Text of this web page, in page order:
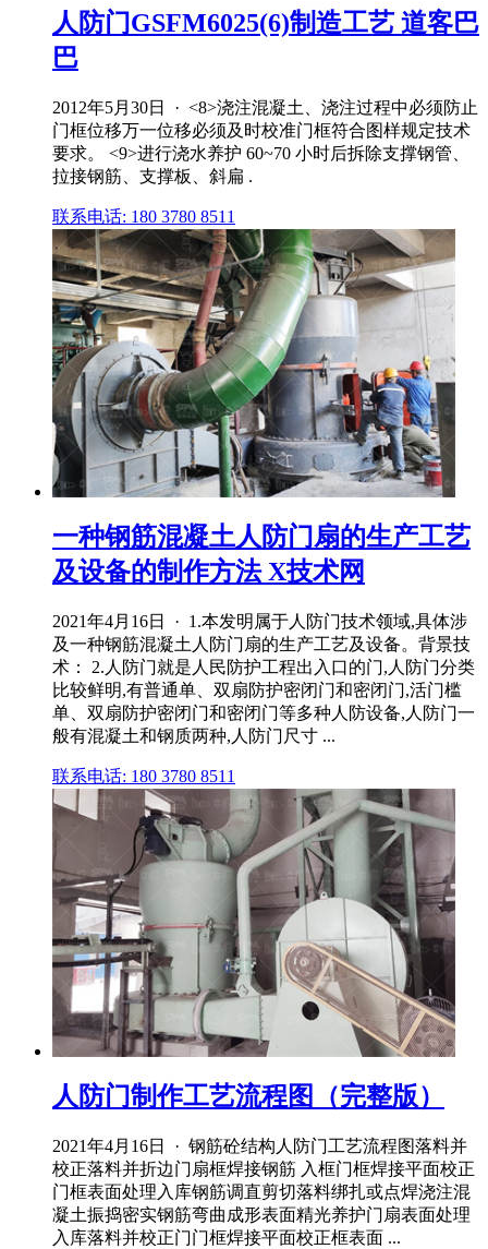
人防门GSFM6025(6)制造工艺 道客巴
巴
2012年5月30日 · <8>浇注混凝土、浇注过程中必须防止
门框位移万一位移必须及时校准门框符合图样规定技术
要求。 <9>进行浇水养护 60~70 小时后拆除支撑钢管、
拉接钢筋、支撑板、斜扁 .
联系电话: 180 3780 8511
一种钢筋混凝土人防门扇的生产工艺
及设备的制作方法 X技术网
2021年4月16日 · 1.本发明属于人防门技术领域,具体涉
及一种钢筋混凝土人防门扇的生产工艺及设备。背景技
术： 2.人防门就是人民防护工程出入口的门,人防门分类
比较鲜明,有普通单、双扇防护密闭门和密闭门,活门槛
单、双扇防护密闭门和密闭门等多种人防设备,人防门一
般有混凝土和钢质两种,人防门尺寸 ...
联系电话: 180 3780 8511
人防门制作工艺流程图（完整版）
2021年4月16日 · 钢筋砼结构人防门工艺流程图落料并
校正落料并折边门扇框焊接钢筋 入框门框焊接平面校正
门框表面处理入库钢筋调直剪切落料绑扎或点焊浇注混
凝土振捣密实钢筋弯曲成形表面精光养护门扇表面处理
入库落料并校正门门框焊接平面校正框表面 ...